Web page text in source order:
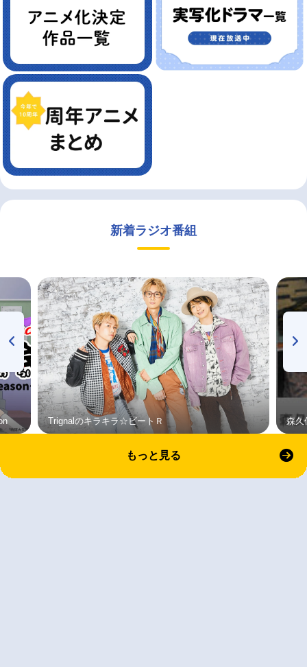
新着ラジオ番組
Trignalのキラキラ☆ビートＲ 森久
もっと見る